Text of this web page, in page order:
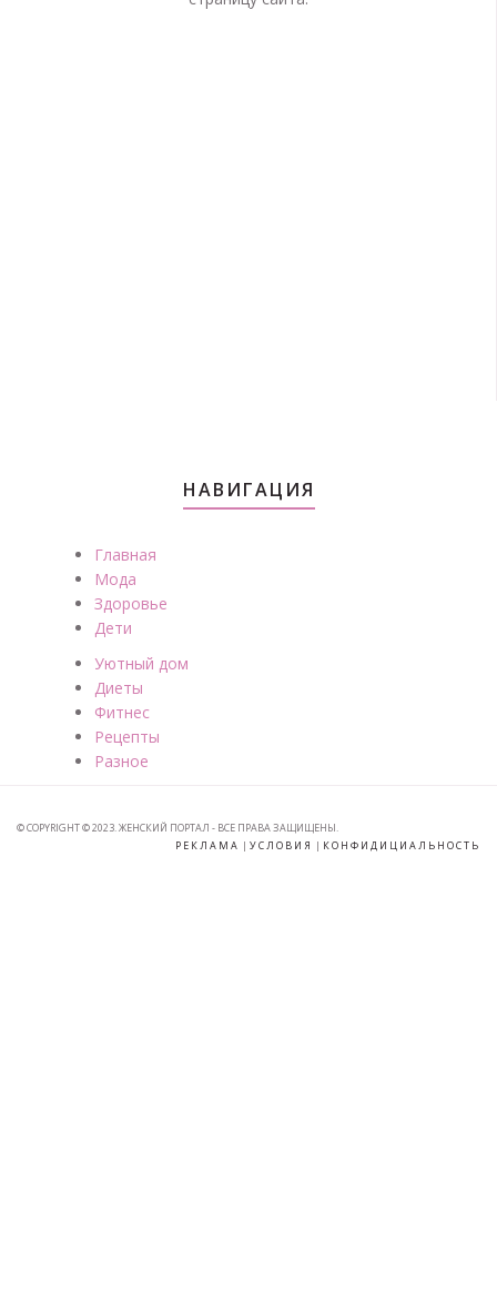
НАВИГАЦИЯ
Главная
Мода
Здоровье
Дети
Уютный дом
Диеты
Фитнес
Рецепты
Разное
© COPYRIGHT © 2023. ЖЕНСКИЙ ПОРТАЛ - ВСЕ ПРАВА ЗАЩИЩЕНЫ.
РЕКЛАМА | УСЛОВИЯ | КОНФИДИЦИАЛЬНОСТЬ